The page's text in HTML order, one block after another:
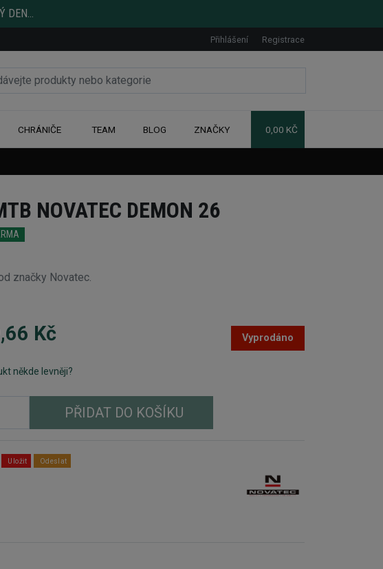
DEN...
Přihlášení Registrace
CHRÁNIČE TEAM BLOG ZNAČKY 0,00 KČ
NOVATEC DEMON 26
značky Novatec.
Kč Vyprodáno
někde levněji?
PŘIDAT DO KOŠÍKU
Uložit Odeslat